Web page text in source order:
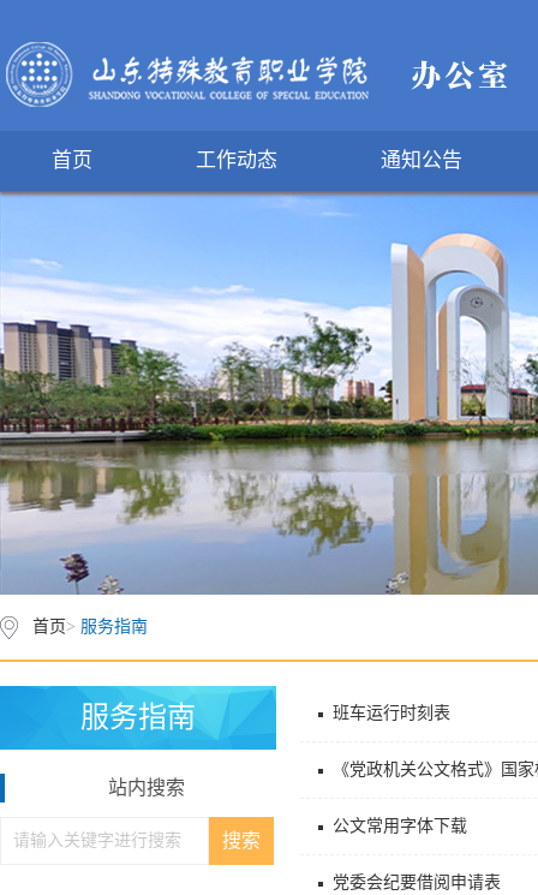
首页 工作动态 通知公告
首页 > 服务指南
服务指南
站内搜索
班车运行时刻表
《党政机关公文格式》国
公文常用字体下载
党委会纪要借阅申请表